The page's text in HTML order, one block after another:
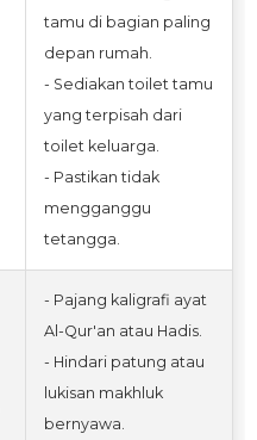
tamu di bagian paling
depan rumah.
- Sediakan toilet tamu
yang terpisah dari
toilet keluarga.
- Pastikan tidak
mengganggu
tetangga.
- Pajang kaligrafi ayat
Al-Qur'an atau Hadis.
- Hindari patung atau
lukisan makhluk
bernyawa.